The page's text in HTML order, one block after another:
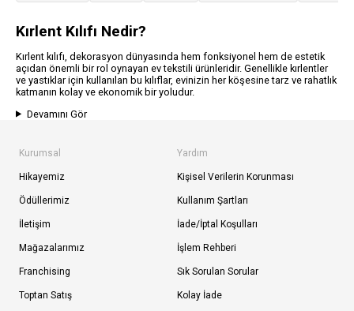
Kırlent Kılıfı Nedir?
Kırlent kılıfı, dekorasyon dünyasında hem fonksiyonel hem de estetik
açıdan önemli bir rol oynayan ev tekstili ürünleridir. Genellikle kırlentler
ve yastıklar için kullanılan bu kılıflar, evinizin her köşesine tarz ve rahatlık
katmanın kolay ve ekonomik bir yoludur.
Devamını Gör
Kurumsal
Hikayemiz
Ödüllerimiz
İletişim
Mağazalarımız
Franchising
Toptan Satış
Yardım
Kişisel Verilerin Korunması
Kullanım Şartları
İade/İptal Koşulları
İşlem Rehberi
Sık Sorulan Sorular
Kolay İade